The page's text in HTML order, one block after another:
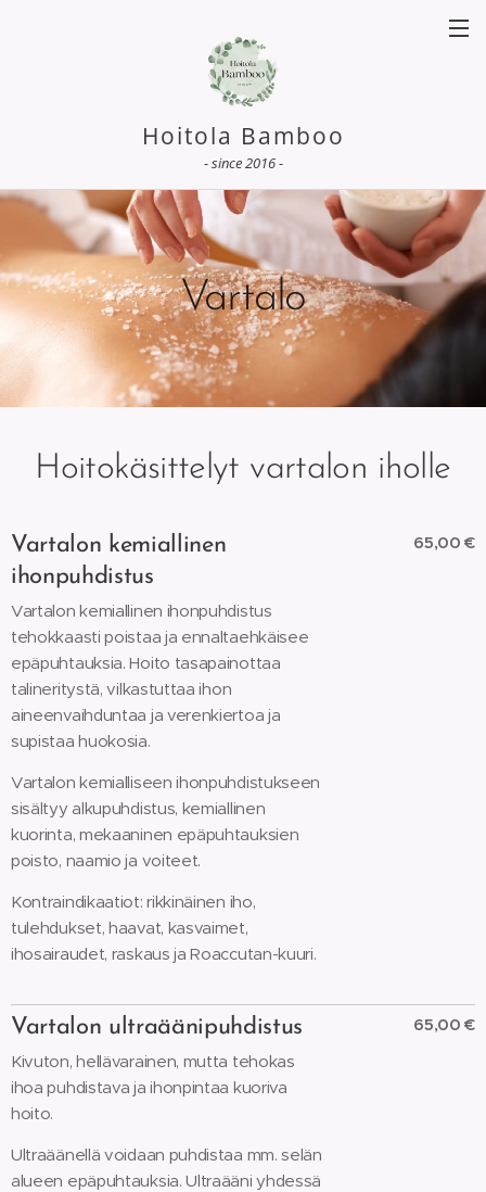
Hoitola Bamboo
-since 2016-
Vartalo
Hoitokäsittelyt vartalon iholle
Vartalon kemiallinen
ihonpuhdistus
Vartalon kemiallinen ihonpuhdistus
tehokkaasti poistaa ja ennaltaehkäisee
epäpuhtauksia. Hoito tasapainottaa
talineritystä, vilkastuttaa ihon
aineenvaihduntaa ja verenkiertoa ja
supistaa huokosia.
Vartalon kemialliseen ihonpuhdistukseen
sisältyy alkupuhdistus, kemiallinen
kuorinta, mekaaninen epäpuhtauksien
poisto, naamio ja voiteet.
Kontraindikaatiot: rikkinäinen iho,
tulehdukset, haavat, kasvaimet,
ihosairaudet, raskaus ja Roaccutan-kuuri.
65,00 €
Vartalon ultraäänipuhdistus
Kivuton, hellävarainen, mutta tehokas
ihoa puhdistava ja ihonpintaa kuoriva
hoito.
Ultraäänellä voidaan puhdistaa mm. selän
alueen epäpuhtauksia. Ultraääni yhdessä
65,00 €